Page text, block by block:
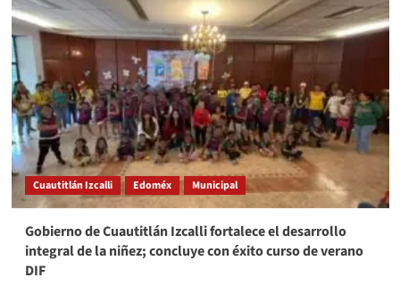
Cuautitlán Izcalli Edoméx Municipal
Gobierno de Cuautitlán Izcalli fortalece el desarrollo
integral de la niñez; concluye con éxito curso de verano
DIF